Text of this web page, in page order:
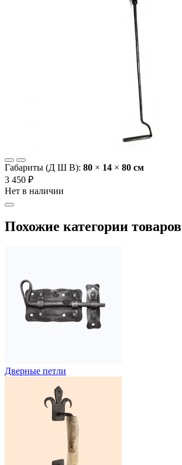
Габариты (Д Ш В): 80 × 14 × 80 cм
3 450 ₽
Нет в наличии
Похожие категории товаров
Дверные петли